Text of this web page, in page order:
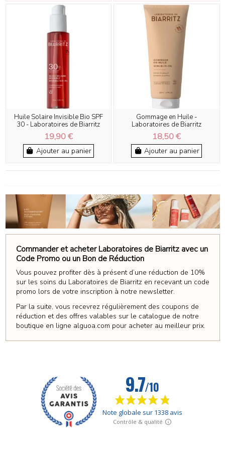
Huile Solaire Invisible Bio SPF
30 - Laboratoires de Biarritz
19,90 €
Ajouter au panier
Gommage en Huile -
Laboratoires de Biarritz
18,50 €
Ajouter au panier
Commander et acheter Laboratoires de Biarritz avec un
Code Promo ou un Bon de Réduction
Vous pouvez profiter dès à présent d’une réduction de 10%
sur les soins du Laboratoires de Biarritz en recevant un code
promo lors de votre inscription à notre newsletter.
Par la suite, vous recevrez régulièrement des coupons de
réduction et des offres valables sur le catalogue de notre
boutique en ligne alguoa.com pour acheter au meilleur prix.